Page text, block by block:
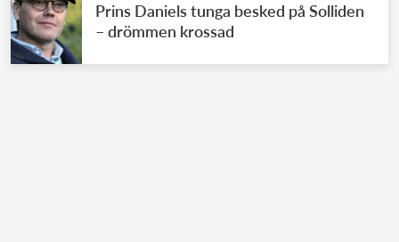
Prins Daniels tunga besked på Solliden
– drömmen krossad